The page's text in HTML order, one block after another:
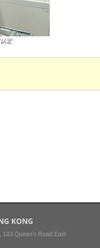
定
KONG
183 Queen's Road East